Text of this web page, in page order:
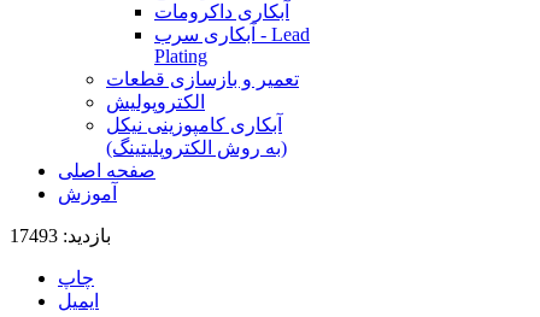
آبکاری داکرومات
آبکاری سرب - Lead
Plating
تعمیر و بازسازی قطعات
الکتروپولیش
آبکاری کامپوزینی نیکل
(به روش الکتروپلیتینگ)
صفحه اصلی
آموزش
بازدید: 17493
چاپ
ایمیل